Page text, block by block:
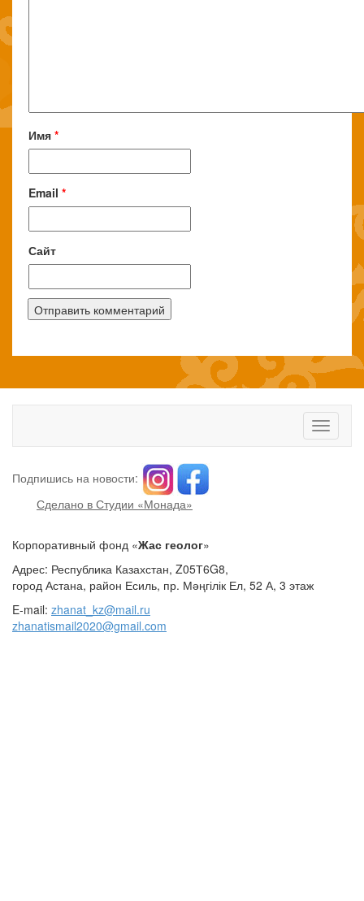
Имя *
Email *
Сайт
Toggle
Подпишись на новости:
Сделано в Студии «Монада»
Корпоративный фонд «Жас геолог»
Адрес: Республика Казахстан, Z05Т6G8,
город Астана, район Есиль, пр. Мәңгілік Ел, 52 А, 3 этаж
E-mail: zhanat_kz@mail.ru
zhanatismail2020@gmail.com